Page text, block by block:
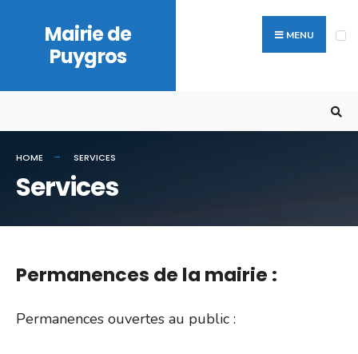
content
Mairie de
Puygros
MENU
HOME SERVICES
Services
Permanences de la mairie :
Permanences ouvertes au public :
for: